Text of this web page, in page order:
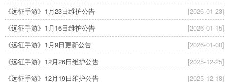
[2026-01-23]
《远征手游》1月23日维护公告
[2026-01-15]
《远征手游》1月16日维护公告
[2026-01-08]
《远征手游》1月9日更新公告
[2025-12-25]
《远征手游》12月26日维护公告
[2025-12-18]
《远征手游》12月19日维护公告